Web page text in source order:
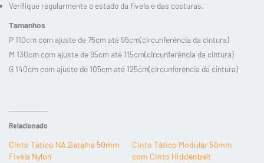
Verifique regularmente o estado da fivela e das costuras.
Tamanhos
P 110cm com ajuste de 75cm até 95cm(circunferência da cintura)
M 130cm com ajuste de 95cm até 115cm(circunferência da cintura)
G 140cm com ajuste de 105cm até 125cm(circunferência da cintura)
Relacionado
Cinto Tático NA Batalha 50mm
Fivela Nylon
Cinto Tático Modular 50mm
com Cinto Hiddenbelt